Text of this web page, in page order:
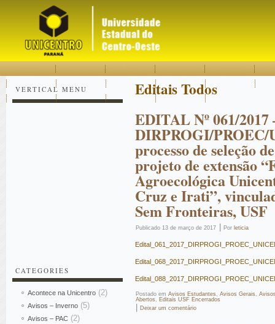
VERTICAL MENU
CATEGORIES
Acontece na Unicentro (2)
Avisos – Inverno (5)
Avisos – PAC (2)
Editais Todos
EDITAL Nº 061/2017
DIRPROGI/
processo de seleção
projeto de extensão
Agroecológica
Cruz e Irati”,
Sem Fronteiras, USF
Publicado 13 de março de 2017 Por leticia
Postado em Avisos Estudantes , Avisos Gerais ,
Abertos , Editais USF Encerrados
Deixar um comentário